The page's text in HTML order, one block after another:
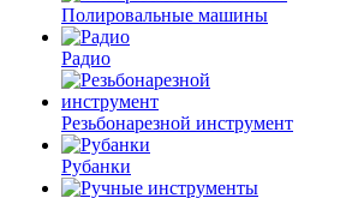
Полировальные машины
Радио
Резьбонарезной инструмент
Рубанки